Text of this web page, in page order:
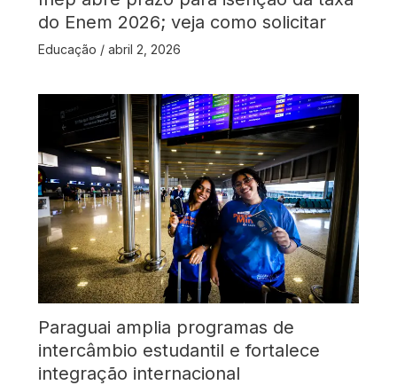
do Enem 2026; veja como solicitar
Educação / abril 2, 2026
Paraguai amplia programas de
intercâmbio estudantil e fortalece
integração internacional